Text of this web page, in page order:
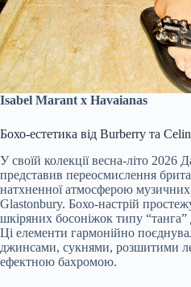
Isabel Marant x Havaianas
Бохо-естетика від Burberry та
У своїй колекції весна-літо 2026
представив переосмислення
натхненної атмосферою музичних
Glastonbury. Бохо-настрій
шкіряних босоніжок типу “танга”
Ці елементи гармонійно
джинсами, сукнями, розшитими
ефектною бахромою.